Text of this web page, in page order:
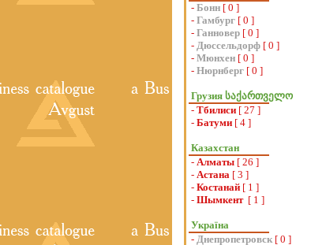
- Бонн [ 0 ]
- Гамбург [ 0 ]
- Ганновер [ 0 ]
- Дюссельдорф [ 0 ]
- Мюнхен [ 0 ]
- Нюрнберг [ 0 ]
Грузия საქართველო
- Тбилиси [ 27 ]
- Батуми [ 4 ]
Казахстан
- Алматы [ 26 ]
- Астана [ 3 ]
- Костанай [ 1 ]
- Шымкент [ 1 ]
Україна
- Днепропетровск [ 0 ]